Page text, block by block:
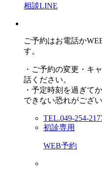
相談LINE
ご予約はお電話か
す。
・ご予約の変更・キ
話ください。
・予定時刻を過ぎて
できない恐れがござい
TEL.049-254-
初診専用
WEB予約